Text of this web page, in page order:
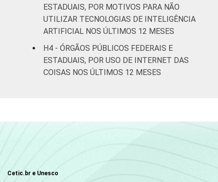
ESTADUAIS, POR MOTIVOS PARA NÃO
UTILIZAR TECNOLOGIAS DE INTELIGÊNCIA
ARTIFICIAL NOS ÚLTIMOS 12 MESES
H4 - ÓRGÃOS PÚBLICOS FEDERAIS E
ESTADUAIS, POR USO DE INTERNET DAS
COISAS NOS ÚLTIMOS 12 MESES
Cetic.br e Unesco